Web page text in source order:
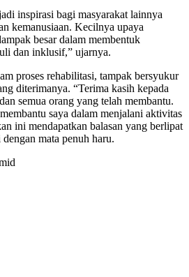
inspirasi bagi masyarakat lainnya
kemanusiaan. Kecilnya upaya
besar dalam membentuk
dan inklusif,” ujarnya.
proses rehabilitasi, tampak bersyukur
diterimanya. “Terima kasih kepada
semua orang yang telah membantu.
saya dalam menjalani aktivitas
ini mendapatkan balasan yang berlipat
mata penuh haru.